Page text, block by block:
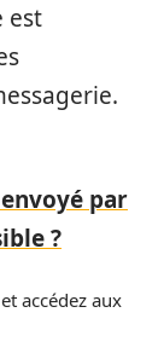
est
par
?
accédez aux